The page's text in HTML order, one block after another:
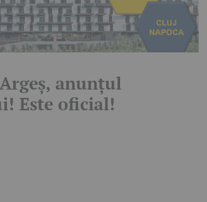
anunțul
Este oficial!